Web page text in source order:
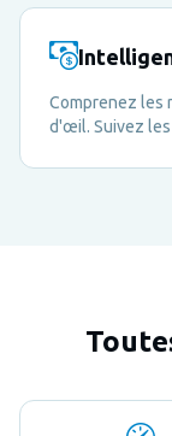
Comprenez les
d'œil. Suivez
basées sur les